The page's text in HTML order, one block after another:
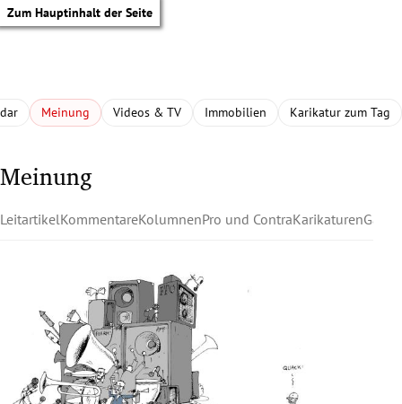
Zum Hauptinhalt der Seite
Untermenü
Meinung Videos & TV Immobilien Karikatur zum Tag
Meinung
LeitartikelKommentareKolumnenPro und ContraKarikaturen